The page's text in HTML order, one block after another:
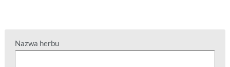
Nazwa herbu